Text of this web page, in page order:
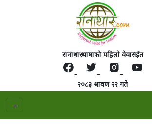
रानाथारु भाषाको पहिलो वेवासईत
२०८३ श्रावण २२ गते